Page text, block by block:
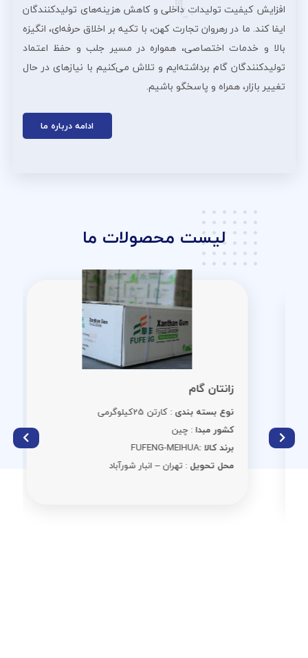
افزایش کیفیت تولیدات داخلی و کاهش هزینه‌های تولیدکنندگان
ایفا کند. ما در رهروان تجارت کهن، با تکیه بر اخلاق حرفه‌ای، انگیزه
بالا و خدمات اختصاصی، همواره در مسیر جلب و حفظ اعتماد
تولیدکنندگان گام برداشته‌ایم و تلاش می‌کنیم با نیازهای در حال
تغییر بازار، همراه و پاسخگو باشیم.
ادامه درباره ما
لیست محصولات ما
زانتان گام
نوع بسته بندی: کارتن 25کیلوگرمی
کشور مبدا: چین
برند کالا :FUFENG-MEIHUA
محل تحویل: تهران – انبار شورآباد